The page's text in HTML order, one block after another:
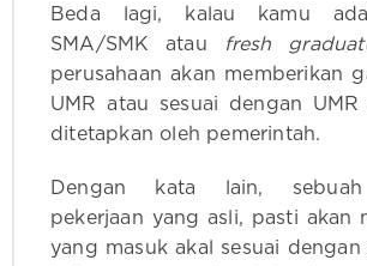
Beda lagi, kalau kamu
SMA/SMK atau
fresh
perusahaan akan memberikan
UMR atau sesuai dengan
ditetapkan oleh pemerintah.
Dengan kata lain,
pekerjaan yang asli, pasti akan
yang masuk akal sesuai dengan